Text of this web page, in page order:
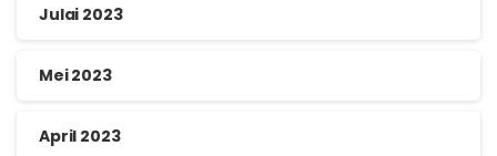
Julai 2023
Mei 2023
April 2023